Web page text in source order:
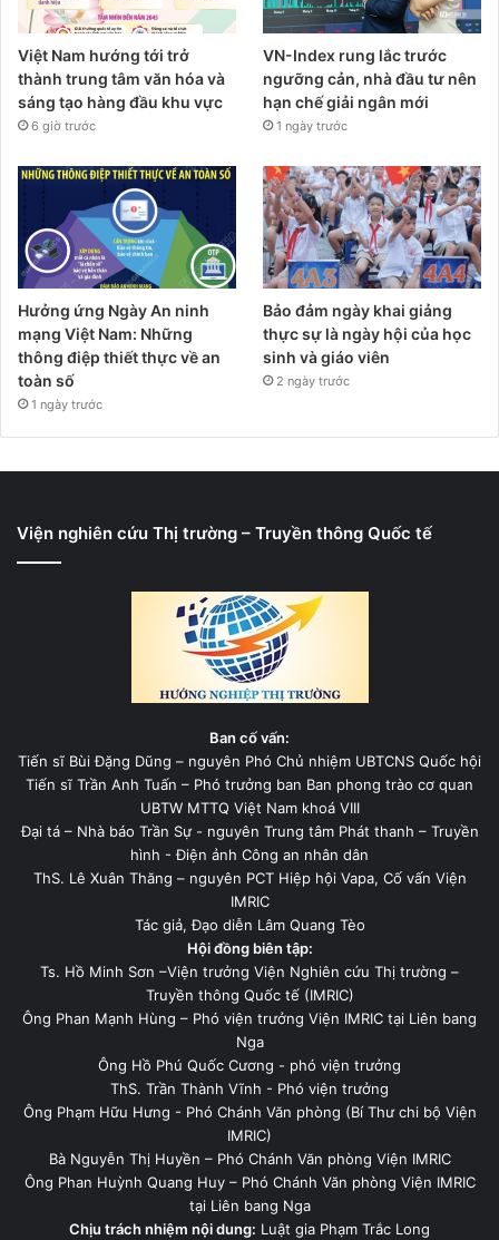
Việt Nam hướng tới trở
thành trung tâm văn hóa và
sáng tạo hàng đầu khu vực
6 giờ trước
VN-Index rung lắc trước
ngưỡng cản, nhà đầu tư nên
hạn chế giải ngân mới
1 ngày trước
Hưởng ứng Ngày An ninh
mạng Việt Nam: Những
thông điệp thiết thực về an
toàn số
1 ngày trước
Bảo đảm ngày khai giảng
thực sự là ngày hội của học
sinh và giáo viên
2 ngày trước
Viện nghiên cứu Thị trường – Truyền thông Quốc tế
Ban cố vấn:
Tiến sĩ Bùi Đặng Dũng – nguyên Phó Chủ nhiệm UBTCNS Quốc hội
Tiến sĩ Trần Anh Tuấn – Phó trưởng ban Ban phong trào cơ quan
UBTW MTTQ Việt Nam khoá VIII
Đại tá – Nhà báo Trần Sự - nguyên Trung tâm Phát thanh – Truyền
hình - Điện ảnh Công an nhân dân
ThS. Lê Xuân Thăng – nguyên PCT Hiệp hội Vapa, Cố vấn Viện
IMRIC
Tác giả, Đạo diễn Lâm Quang Tèo
Hội đồng biên tập:
Ts. Hồ Minh Sơn –Viện trưởng Viện Nghiên cứu Thị trường –
Truyền thông Quốc tế (IMRIC)
Ông Phan Mạnh Hùng – Phó viện trưởng Viện IMRIC tại Liên bang
Nga
Ông Hồ Phú Quốc Cương - phó viện trưởng
ThS. Trần Thành Vĩnh - Phó viện trưởng
Ông Phạm Hữu Hưng - Phó Chánh Văn phòng (Bí Thư chi bộ Viện
IMRIC)
Bà Nguyễn Thị Huyền – Phó Chánh Văn phòng Viện IMRIC
Ông Phan Huỳnh Quang Huy – Phó Chánh Văn phòng Viện IMRIC
tại Liên bang Nga
Chịu trách nhiệm nội dung: Luật gia Phạm Trắc Long